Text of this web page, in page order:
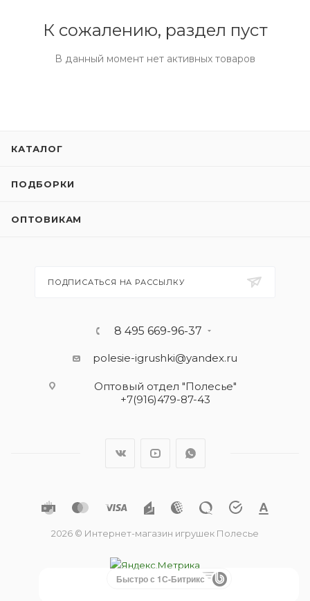
К сожалению, раздел пуст
В данный момент нет активных товаров
КАТАЛОГ
ПОДБОРКИ
ОПТОВИКАМ
ПОДПИСАТЬСЯ НА РАССЫЛКУ
8 495 669-96-37
polesie-igrushki@yandex.ru
Оптовый отдел "Полесье"
+7(916)479-87-43
2026 © Интернет-магазин игрушек Полесье
Быстро с 1С-Битрикс